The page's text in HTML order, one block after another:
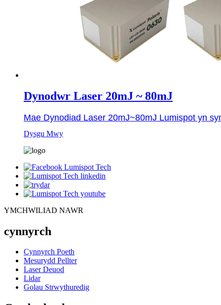
Dynodwr Laser 20mJ ~ 80mJ
Mae Dynodiad Laser 20mJ~80mJ Lumispot yn
Dysgu Mwy
YMCHWILIAD NAWR
cynnyrch
Cynnyrch Poeth
Mesurydd Pellter
Laser Deuod
Lidar
Golau Strwythuredig